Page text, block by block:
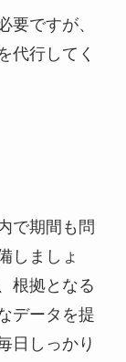
要ですが、
代行してく
で期間も問
しましょ
根拠となる
データを提
日しっかり